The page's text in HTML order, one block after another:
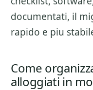
documentati, il
rapido e piu
Come
alloggiati in